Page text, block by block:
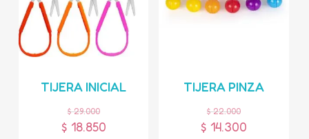
TIJERA INICIAL
$29.000
$ 18.850
TIJERA PINZA
$22.000
$ 14.300